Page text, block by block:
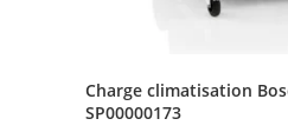
Charge climatisation
SP00000173